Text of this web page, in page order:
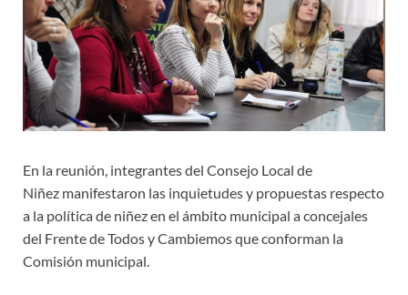
En la reunión, integrantes del Consejo Local de
Niñez manifestaron las inquietudes y propuestas respecto
a la política de niñez en el ámbito municipal a concejales
del Frente de Todos y Cambiemos que conforman la
Comisión municipal.